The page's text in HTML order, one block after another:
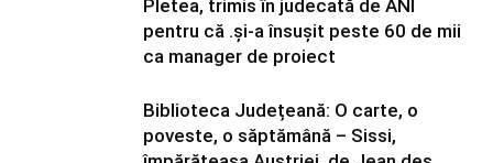
Pletea, trimis în judecată de ANI
pentru că .și-a însușit peste 60 de mii
ca manager de proiect
Biblioteca Județeană: O carte, o
poveste, o săptămână – Sissi,